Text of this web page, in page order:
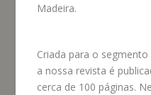
Madeira.
Criada para o
a nossa revista é
cerca de 100 páginas.